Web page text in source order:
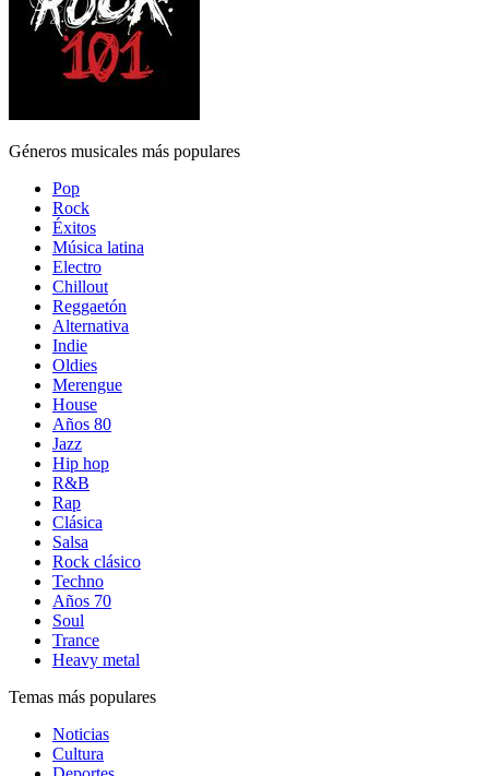
Géneros musicales más populares
Pop
Rock
Éxitos
Música latina
Electro
Chillout
Reggaetón
Alternativa
Indie
Oldies
Merengue
House
Años 80
Jazz
Hip hop
R&B
Rap
Clásica
Salsa
Rock clásico
Techno
Años 70
Soul
Trance
Heavy metal
Temas más populares
Noticias
Cultura